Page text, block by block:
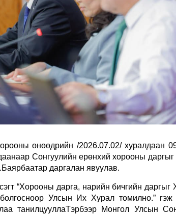
өнөөдрийн /2026.07.02/ хуралдаан
Сонгуулийн ерөнхий хорооны даргыг
даргалан явуулав.
“Хорооны дарга, нарийн бичгийн даргыг
Улсын Их Хурал томилно.” гэж
танилцууллаТэрбээр Монгол Улсын